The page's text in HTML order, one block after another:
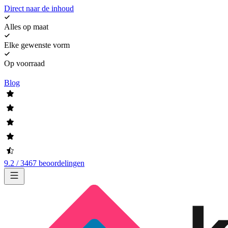
Direct naar de inhoud
Alles op maat
Elke gewenste vorm
Op voorraad
Blog
9.2 / 3467 beoordelingen